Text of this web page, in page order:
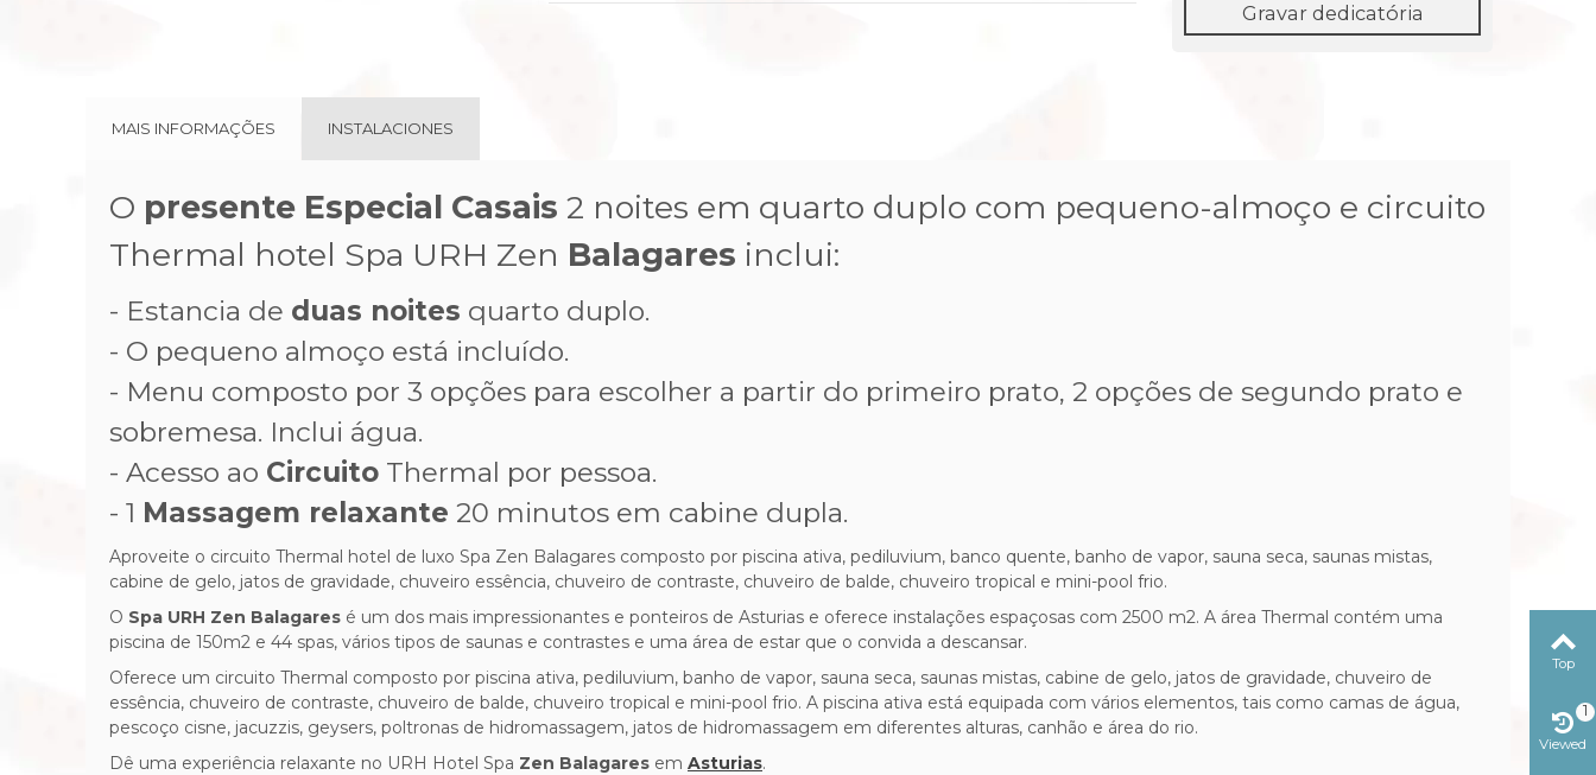
Gravar dedicatória
MAIS INFORMAÇÕES INSTALACIONES
O presente Especial Casais 2 noites em quarto duplo com pequeno-almoço e circuito
Thermal hotel Spa URH Zen Balagares inclui:
- Estancia de duas noites quarto duplo.
- O pequeno almoço está incluído.
- Menu composto por 3 opções para escolher a partir do primeiro prato, 2 opções de segundo prato e
sobremesa. Inclui água.
- Acesso ao Circuito Thermal por pessoa.
- 1 Massagem relaxante 20 minutos em cabine dupla.
Aproveite o circuito Thermal hotel de luxo Spa Zen Balagares composto por piscina ativa, pediluvium, banco quente, banho de vapor, sauna seca, saunas mistas,
cabine de gelo, jatos de gravidade, chuveiro essência, chuveiro de contraste, chuveiro de balde, chuveiro tropical e mini-pool frio.
O Spa URH Zen Balagares é um dos mais impressionantes e ponteiros de Asturias e oferece instalações espaçosas com 2500 m2. A área Thermal contém uma
piscina de 150m2 e 44 spas, vários tipos de saunas e contrastes e uma área de estar que o convida a descansar.
Oferece um circuito Thermal composto por piscina ativa, pediluvium, banho de vapor, sauna seca, saunas mistas, cabine de gelo, jatos de gravidade, chuveiro de
essência, chuveiro de contraste, chuveiro de balde, chuveiro tropical e mini-pool frio. A piscina ativa está equipada com vários elementos, tais como camas de água,
pescoço cisne, jacuzzis, geysers, poltronas de hidromassagem, jatos de hidromassagem em diferentes alturas, canhão e área do rio.
Dê uma experiência relaxante no URH Hotel Spa Zen Balagares em Asturias.
Top
Viewed
1